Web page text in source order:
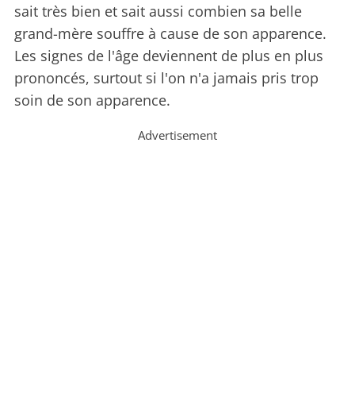
sait très bien et sait aussi combien sa belle
grand-mère souffre à cause de son apparence.
Les signes de l'âge deviennent de plus en plus
prononcés, surtout si l'on n'a jamais pris trop
soin de son apparence.
Advertisement